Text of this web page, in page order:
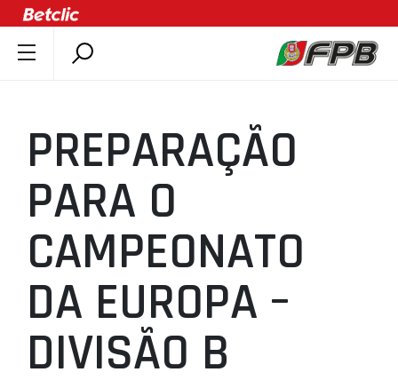
ÚLTIMAS
COMPETIÇÕES
ASSOCIAÇÕES
CLUBES
AGENTES
AGENDA
SELEÇÕES
MINIBASQUETE
PREPARAÇÃO
PARA O
CAMPEONATO
DA EUROPA –
DIVISÃO B